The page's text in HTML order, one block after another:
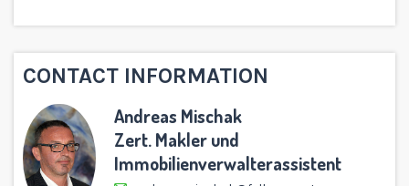
CONTACT INFORMATION
Andreas Mischak
Zert. Makler und
Immobilienverwalterassistent